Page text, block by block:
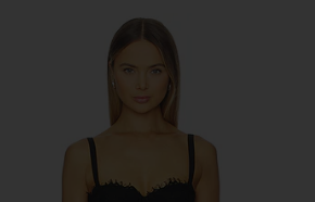
BLUEBELLA Ana Corset in Black
BLUEBELLA
$135